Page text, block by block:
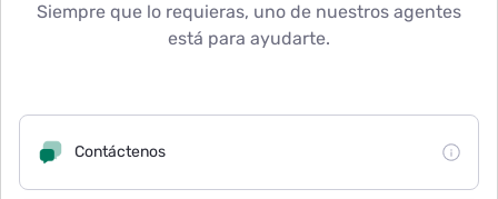
Siempre que lo requieras, uno de nuestros agentes
está para ayudarte.
Contáctenos